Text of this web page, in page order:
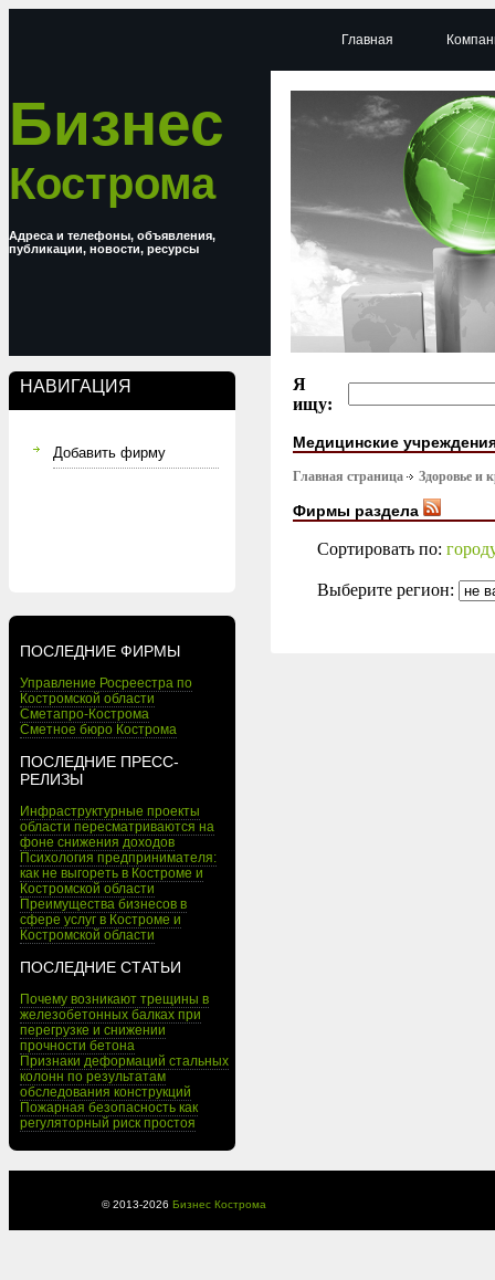
Бизнес
Кострома
Адреса и телефоны, объявления,
публикации, новости, ресурсы
НАВИГАЦИЯ
Добавить фирму
ПОСЛЕДНИЕ ФИРМЫ
Управление Росреестра по
Костромской области
Сметапро-Кострома
Сметное бюро Кострома
ПОСЛЕДНИЕ ПРЕСС-
РЕЛИЗЫ
Инфраструктурные проекты
области пересматриваются на
фоне снижения доходов
Психология предпринимателя:
как не выгореть в Костроме и
Костромской области
Преимущества бизнесов в
сфере услуг в Костроме и
Костромской области
ПОСЛЕДНИЕ СТАТЬИ
Почему возникают трещины в
железобетонных балках при
перегрузке и снижении
прочности бетона
Признаки деформаций стальных
колонн по результатам
обследования конструкций
Пожарная безопасность как
регуляторный риск простоя
Главная
Я
ищу:
Медицинские
Главная страница Здоровье и
Фирмы раздела
Сортировать по:
Выберите регион:
© 2013-2026 Бизнес Кострома